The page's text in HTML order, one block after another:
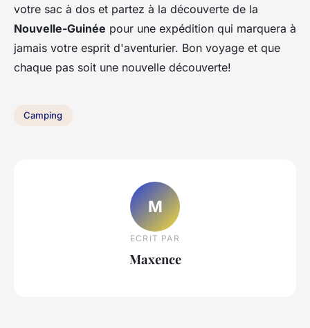
votre sac à dos et partez à la découverte de la
Nouvelle-Guinée pour une expédition qui marquera à
jamais votre esprit d'aventurier. Bon voyage et que
chaque pas soit une nouvelle découverte!
Camping
M
ECRIT PAR
Maxence